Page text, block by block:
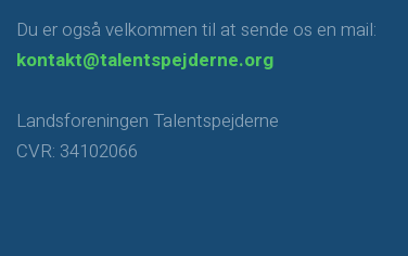
Du er også velkommen til at sende os en mail:
kontakt@talentspejderne.org
Landsforeningen Talentspejderne
CVR: 34102066